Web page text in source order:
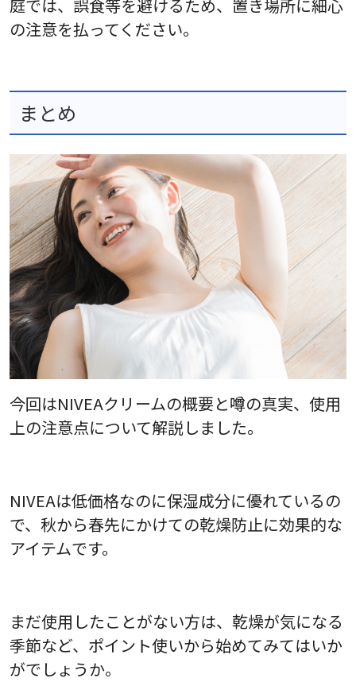
庭では、誤食等を避けるため、置き場所に細心
の注意を払ってください。
まとめ
今回はNIVEAクリームの概要と噂の真実、使用
上の注意点について解説しました。
NIVEAは低価格なのに保湿成分に優れているの
で、秋から春先にかけての乾燥防止に効果的な
アイテムです。
まだ使用したことがない方は、乾燥が気になる
季節など、ポイント使いから始めてみてはいか
がでしょうか。